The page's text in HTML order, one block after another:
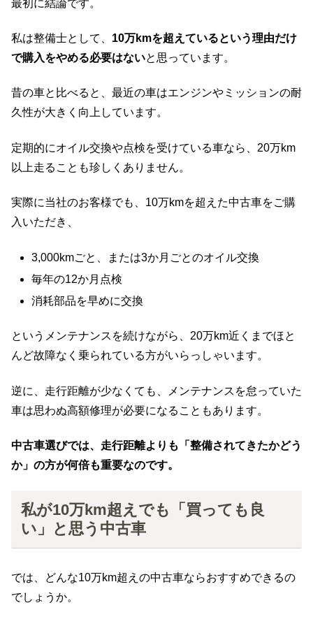
最初に結論です。
私は整備士として、 10万kmを超えているという理由だけ
で購入をやめる必要はないと思っています。
昔の車と比べると、最近の車はエンジンやミッションの耐
久性が大きく向上しています。
定期的にオイル交換や点検を受けている車なら、20万km
以上走ることも珍しくありません。
実際に当社のお客様でも、10万kmを超えた中古車をご購
入いただき、
3,000kmごと、または3か月ごとのオイル交換
毎年の12か月点検
消耗部品を早めに交換
というメンテナンスを続けながら、20万km近くまでほと
んど故障なく乗られている方がいらっしゃいます。
逆に、走行距離が少なくても、メンテナンスを怠っていた
車は思わぬ高額修理が必要になることもあります。
中古車選びでは、走行距離よりも「整備されてきたかどう
か」の方が何倍も重要なのです。
私が10万km超えでも「買っても良
い」と思う中古車
では、どんな10万km超えの中古車ならおすすめできるの
でしょうか。